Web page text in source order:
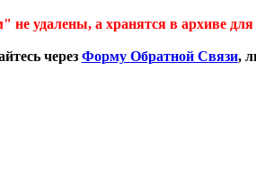
не удалены, а хранятся в
через Форму Обратной Связи,